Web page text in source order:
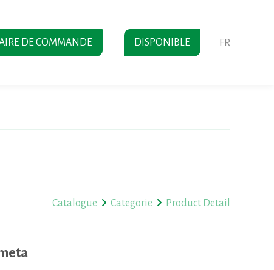
DE COMMANDE DISPONIBLE FR
Catalogue Categorie Product Detail